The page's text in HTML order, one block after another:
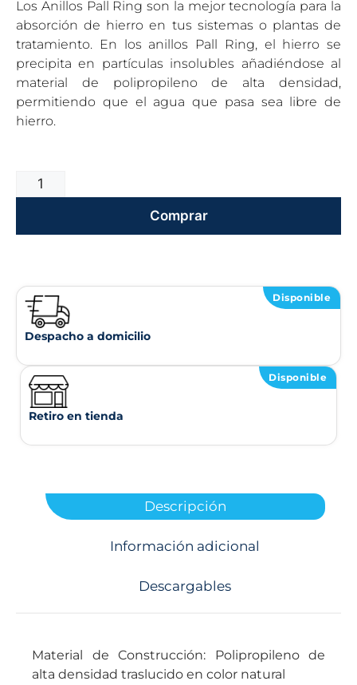
Los Anillos Pall Ring son la mejor tecnología para la
absorción de hierro en tus sistemas o plantas de
tratamiento. En los anillos Pall Ring, el hierro se
precipita en partículas insolubles añadiéndose al
material de polipropileno de alta densidad,
permitiendo que el agua que pasa sea libre de
hierro.
Comprar
Disponible
Despacho a domicilio
Disponible
Retiro en tienda
Descripción
Información adicional
Descargables
Material de Construcción: Polipropileno de
alta densidad traslucido en color natural